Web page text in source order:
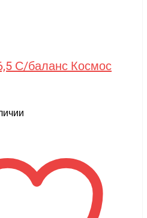
С/баланс Космос